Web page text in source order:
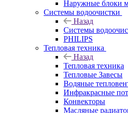
Наружные блоки
Системы водоочистки
Назад
Системы
PHILIPS
Тепловая техника
Назад
Тепловая техника
Тепловые Завесы
Водяные
Инфракрасные
Конвекторы
Масляные